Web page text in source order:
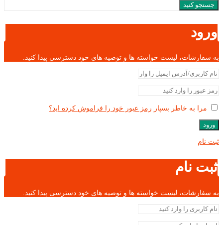
جستجو کنید
ورود
به سفارشات، لیست خواسته ها و توصیه های خود دسترسی پیدا کنید.
مرا به خاطر بسپار رمز عبور خود را فراموش کرده اید؟
ورود
ثبت نام
ثبت نام
به سفارشات، لیست خواسته ها و توصیه های خود دسترسی پیدا کنید.